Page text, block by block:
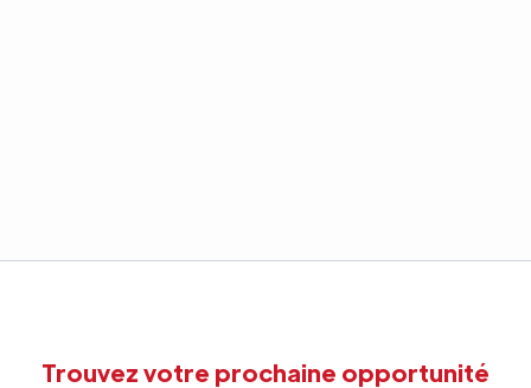
Trouvez votre prochaine opportunité